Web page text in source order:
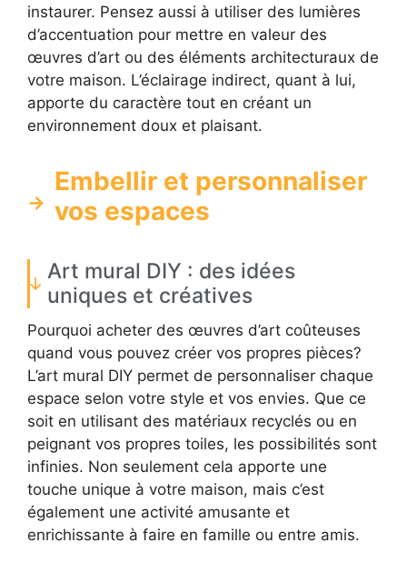
instaurer. Pensez aussi à utiliser des lumières
d’accentuation pour mettre en valeur des
œuvres d’art ou des éléments architecturaux de
votre maison. L’éclairage indirect, quant à lui,
apporte du caractère tout en créant un
environnement doux et plaisant.
Embellir et personnaliser
vos espaces
Art mural DIY : des idées
uniques et créatives
Pourquoi acheter des œuvres d’art coûteuses
quand vous pouvez créer vos propres pièces?
L’art mural DIY permet de personnaliser chaque
espace selon votre style et vos envies. Que ce
soit en utilisant des matériaux recyclés ou en
peignant vos propres toiles, les possibilités sont
infinies. Non seulement cela apporte une
touche unique à votre maison, mais c’est
également une activité amusante et
enrichissante à faire en famille ou entre amis.